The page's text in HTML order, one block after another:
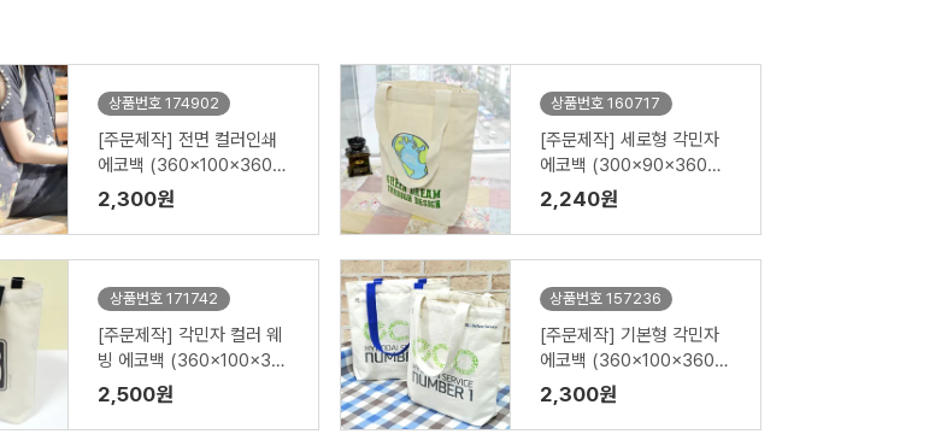
상품번호 174902
[주문제작] 전면 컬러인쇄
에코백 (360x100x360m
m)
2,300원
상품번호 160717
[주문제작] 세로형 각민자
에코백 (300x90x360m
m)
2,240원
상품번호 171742
[주문제작] 각민자 컬러 웨
빙 에코백 (360x100x36
0mm)
2,500원
상품번호 157236
[주문제작] 기본형 각민자
에코백 (360x100x360m
m)
2,300원